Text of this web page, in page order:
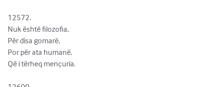
12572.
Nuk është filozofia,
Për disa gomarë,
Por për ata humanë,
Që i tërheq mençuria.